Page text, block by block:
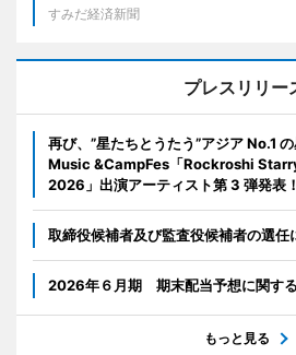
すみだ経済新聞
プレスリリー
再び、”星たちとうたう”アジア No.1
Music &CampFes「Rockroshi
2026」出演アーティスト第 3 弾発表！
取締役候補者及び監査役候補者の選任
2026年６月期 期末配当予想に関す
もっと見る